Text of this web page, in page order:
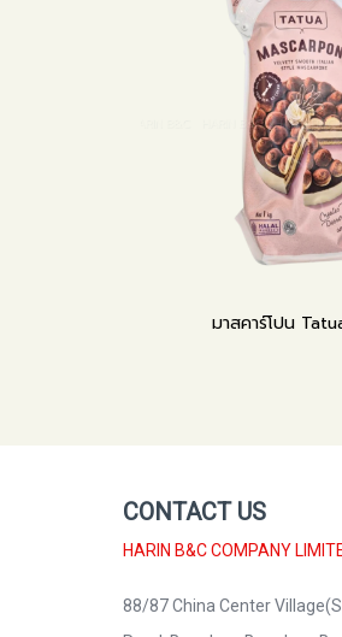
มาสคาร์โปน
CONTACT US
HARIN B&C COMPANY
88/87 China Center